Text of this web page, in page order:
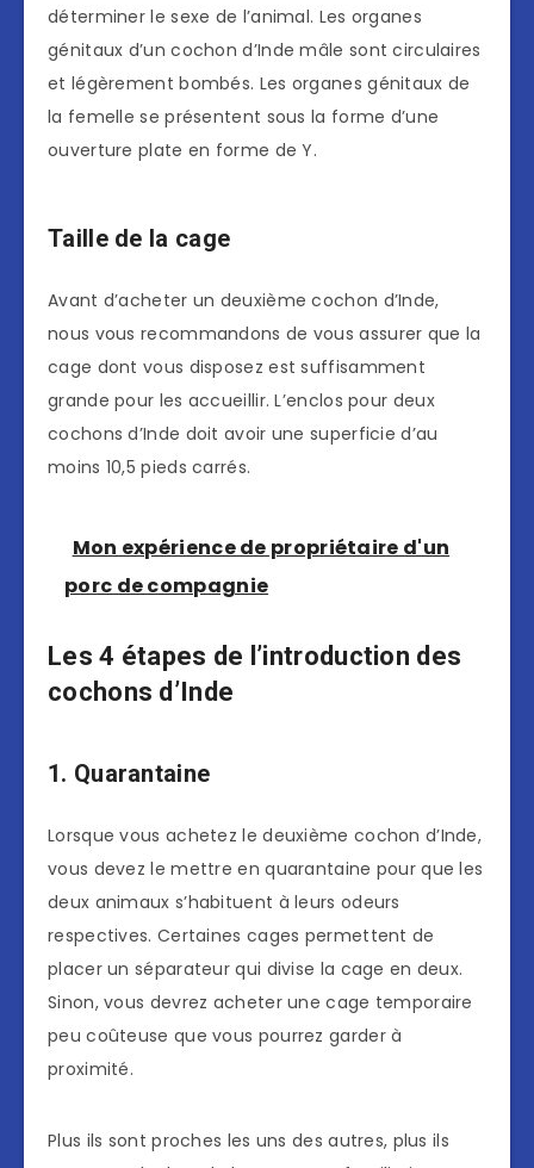
déterminer le sexe de l’animal. Les organes
génitaux d’un cochon d’Inde mâle sont circulaires
et légèrement bombés. Les organes génitaux de
la femelle se présentent sous la forme d’une
ouverture plate en forme de Y.
Taille de la cage
Avant d’acheter un deuxième cochon d’Inde,
nous vous recommandons de vous assurer que la
cage dont vous disposez est suffisamment
grande pour les accueillir. L’enclos pour deux
cochons d’Inde doit avoir une superficie d’au
moins 10,5 pieds carrés.
Mon expérience de propriétaire d'un
porc de compagnie
Les 4 étapes de l’introduction des
cochons d’Inde
1. Quarantaine
Lorsque vous achetez le deuxième cochon d’Inde,
vous devez le mettre en quarantaine pour que les
deux animaux s’habituent à leurs odeurs
respectives. Certaines cages permettent de
placer un séparateur qui divise la cage en deux.
Sinon, vous devrez acheter une cage temporaire
peu coûteuse que vous pourrez garder à
proximité.
Plus ils sont proches les uns des autres, plus ils